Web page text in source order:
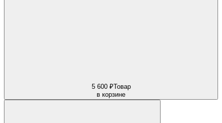
5 600 ₽Товар
в корзине